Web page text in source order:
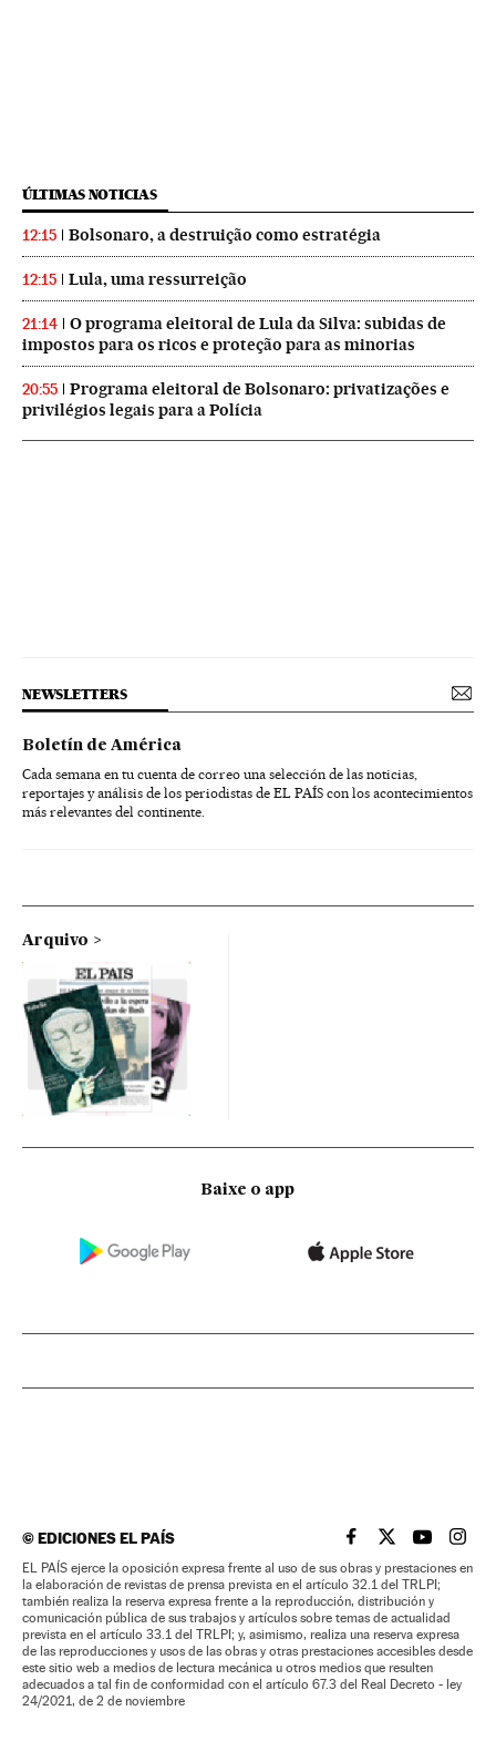
ÚLTIMAS NOTICIAS
12:15 Bolsonaro, a destruição como estratégia
12:15 Lula, uma ressurreição
21:14
O programa eleitoral de Lula da Silva: subidas de
impostos para os ricos e proteção para as minorias
20:55
Programa eleitoral de Bolsonaro: privatizações e
privilégios legais para a Polícia
NEWSLETTERS
Boletín de América
Cada semana en tu cuenta de correo una selección de las noticias,
reportajes y análisis de los periodistas de EL PAÍS con los acontecimientos
más relevantes del continente.
Arquivo
Baixe o app
©EDICIONES EL PAÍS EL PAÍS BRASIL EN
EL PAÍSEL PAÍS
EL
EL PAÍS ejerce la oposición expresa frente al uso de sus obras y prestaciones en
la elaboración de revistas de prensa prevista en el artículo 32.1 del TRLPI;
también realiza la reserva expresa frente a la reproducción, distribución y
comunicación pública de sus trabajos y artículos sobre temas de actualidad
prevista en el artículo 33.1 del TRLPI; y, asimismo, realiza una reserva expresa
de las reproducciones y usos de las obras y otras prestaciones accesibles desde
este sitio web a medios de lectura mecánica u otros medios que resulten
adecuados a tal fin de conformidad con el artículo 67.3 del Real Decreto - ley
24/2021, de 2 de noviembre